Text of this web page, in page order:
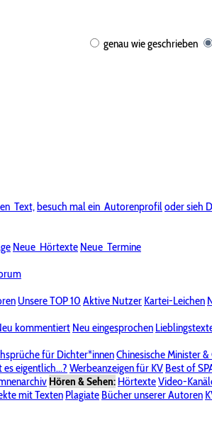
genau wie geschrieben
Text,besuch mal ein Autorenprofiloder sieh
Neue Hörtexte Neue Termine
Unsere TOP 10 Aktive Nutzer Kartei-Leichen
kommentiert Neu eingesprochen
für Dichter*innenChinesische Minister &
eigentlich...? Werbeanzeigen für KV Best of
Hören & Sehen: HörtexteVideo-
mit Texten Plagiate Bücher unserer Autoren
Schreiberei"
Wege führen zu KVPasswort vergessen?
Impressum